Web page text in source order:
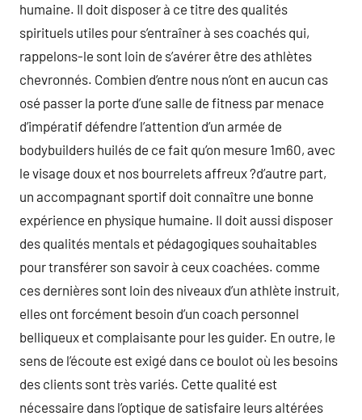
humaine. Il doit disposer à ce titre des qualités
spirituels utiles pour s’entraîner à ses coachés qui,
rappelons-le sont loin de s’avérer être des athlètes
chevronnés. Combien d’entre nous n’ont en aucun cas
osé passer la porte d’une salle de fitness par menace
d’impératif défendre l’attention d’un armée de
bodybuilders huilés de ce fait qu’on mesure 1m60, avec
le visage doux et nos bourrelets affreux ?d’autre part,
un accompagnant sportif doit connaître une bonne
expérience en physique humaine. Il doit aussi disposer
des qualités mentals et pédagogiques souhaitables
pour transférer son savoir à ceux coachées. comme
ces dernières sont loin des niveaux d’un athlète instruit,
elles ont forcément besoin d’un coach personnel
belliqueux et complaisante pour les guider. En outre, le
sens de l’écoute est exigé dans ce boulot où les besoins
des clients sont très variés. Cette qualité est
nécessaire dans l’optique de satisfaire leurs altérées